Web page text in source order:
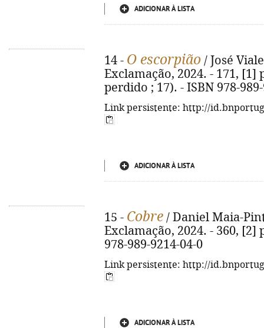
ADICIONAR À LISTA
14 - O escorpião / José
Exclamação, 2024. - 171, [1]
perdido ; 17). - ISBN 978-
Link persistente: http://
ADICIONAR À LISTA
15 - Cobre / Daniel Maia-
Exclamação, 2024. - 360, [2]
978-989-9214-04-0
Link persistente: http://
ADICIONAR À LISTA